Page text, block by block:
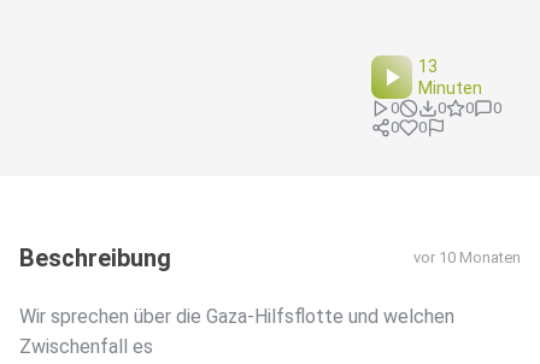
13
Minuten
0 0 0
0
0
0
Beschreibung vor 10 Monaten
Wir sprechen über die Gaza-Hilfsflotte und welchen
Zwischenfall es